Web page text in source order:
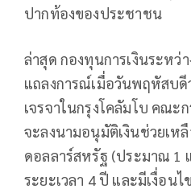
ปากท้องของประชาชน
ล่าสุด กองทุนการเงินระหว่
แถลงการณ์เมื่อวันพฤหัสบดี
เจรจาในกรุงโคลัมโบ คณะ
จะลงนามอนุมัติเงินช่วยเห
ดอลลาร์สหรัฐ (ประมาณ 1
ระยะเวลา 4 ปี และมีเงื่อน